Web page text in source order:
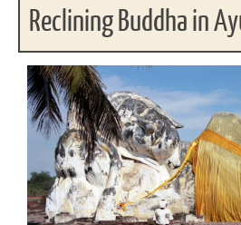
Reclining Buddha in